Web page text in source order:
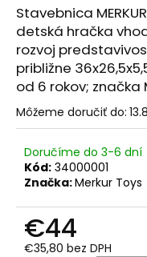
Stavebnica
detská hračka
rozvoj
približne
od 6 rokov; značka
Môžeme doručiť do:
Doručíme do 3-6 dní
Kód: 34000001
Značka:Merkur Toys
€44
€35,80 bez DPH
O
d
p
o
a
m